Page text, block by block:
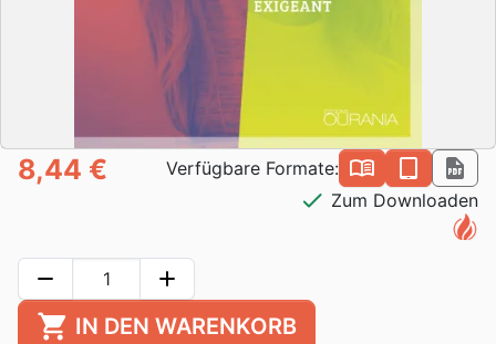
8,44 € Verfügbare Formate: book_open epub
pdf
check Zum Downloaden
remove add
shopping_cart IN DEN WARENKORB